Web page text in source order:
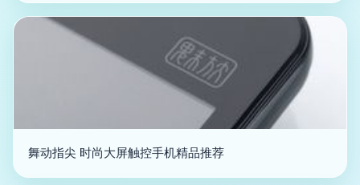
舞动指尖 时尚大屏触控手机精品推荐